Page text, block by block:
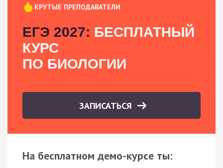
КРУТЫЕ ПРЕПОДАВАТЕЛИ
ЕГЭ 2027: БЕСПЛАТНЫЙ
КУРС
ПО БИОЛОГИИ
ЗАПИСАТЬСЯ
На бесплатном демо-курсе ты: